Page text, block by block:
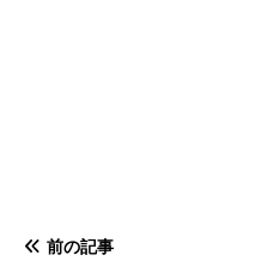
前の記事